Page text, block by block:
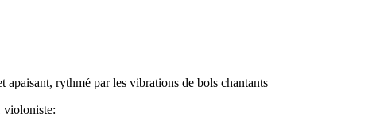
apaisant, rythmé par les vibrations de bols chantants
violoniste: